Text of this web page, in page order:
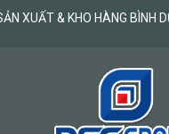
XUẤT & KHO HÀNG BÌNH